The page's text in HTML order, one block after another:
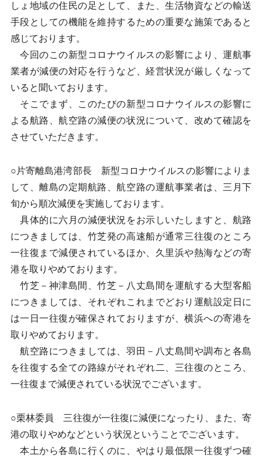
しょ地域の住民の足として、また、生活物資などの輸送
手段としての機能を維持するための重要な施策であると
感じております。
今回のこの新型コロナウイルスの影響により、運航事
業者が減便の対応を行うなど、経営状況が厳しくなって
いると聞いております。
そこでまず、このたびの新型コロナウイルスの影響に
よる航路、航空路の減便の状況について、改めて確認を
させていただきます。
○片寄離島港湾部長 新型コロナウイルスの影響によりま
して、離島の定期航路、航空路の運航事業者は、三月下
旬から順次減便を実施しております。
具体的に六月の減便状況をお示しいたしますと、航路
につきましては、竹芝発の高速船が通常三往復のところ
一往復まで減便されているほか、久里浜や熱海などの寄
港を取りやめております。
竹芝－神津島間、竹芝－八丈島間を運航する大型客船
につきましては、それぞれこれまでどおり運航設定日に
は一日一往復が確保されておりますが、横浜への寄港を
取りやめております。
航空路につきましては、羽田－八丈島間や調布と各島
を往復する全ての路線がそれぞれ二、三往復のところ、
一往復まで減便されている状況でございます。
○栗林委員 三往復が一往復に減便になったり、また、寄
港の取りやめなどという状況ということでございます。
本土から各島に行くのに、やはり最低限一往復ずつ確